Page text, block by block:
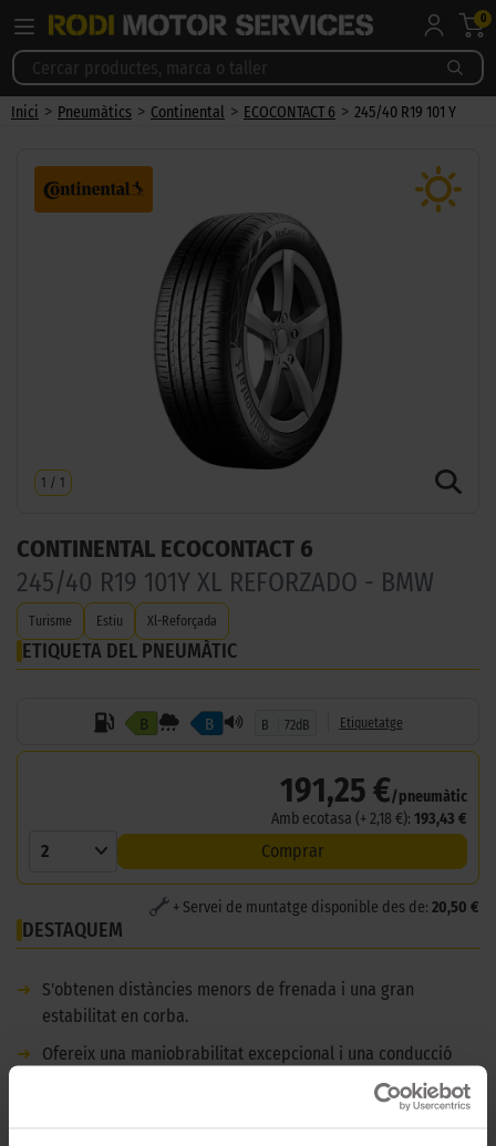
0
Inici > Pneumàtics > Continental > ECOCONTACT 6 > 245/40 R19 101 Y
1 / 1
CONTINENTAL ECOCONTACT 6
245/40 R19 101Y XL REFORZADO - BMW
Turisme Estiu Xl-Reforçada
ETIQUETA DEL PNEUMÀTIC
B B B 72dB Etiquetatge
191,25 €/pneumàtic
Amb ecotasa (+ 2,18 €): 193,43 €
2 Comprar
+ Servei de muntatge disponible des de: 20,50 €
DESTAQUEM
➜
S'obtenen distàncies menors de frenada i una gran
estabilitat en corba.
➜
Ofereix una maniobrabilitat excepcional i una conducció
Proporciona una resistència baixa a la banda de rodament i